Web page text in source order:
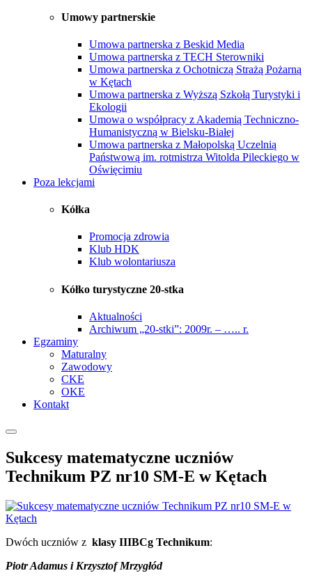
Umowy partnerskie
Umowa partnerska z Beskid Media
Umowa partnerska z TECH Sterowniki
Umowa partnerska z Ochotniczą Strażą Pożarną
w Kętach
Umowa partnerska z Wyższą Szkołą Turystyki i
Ekologii
Umowa o współpracy z Akademią Techniczno-
Humanistyczną w Bielsku-Białej
Umowa partnerska z Małopolską Uczelnią
Państwową im. rotmistrza Witolda Pileckiego w
Oświęcimiu
Poza lekcjami
Kółka
Promocja zdrowia
Klub HDK
Klub wolontariusza
Kółko turystyczne 20-stka
Aktualności
Archiwum „20-stki”: 2009r. – ….. r.
Egzaminy
Maturalny
Zawodowy
CKE
OKE
Kontakt
Sukcesy matematyczne uczniów
Technikum PZ nr10 SM-E w Kętach
Dwóch uczniów z klasy IIIBCg Technikum:
Piotr Adamus i Krzysztof Mrzygłód